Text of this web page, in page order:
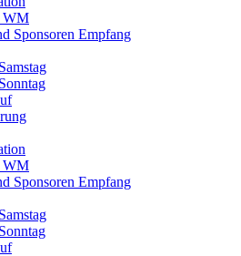
WM
Sponsoren Empfang
WM
Sponsoren Empfang